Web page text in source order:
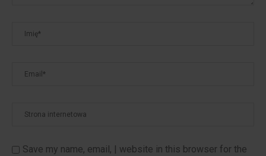
Save my name, email, | website in this browser for the